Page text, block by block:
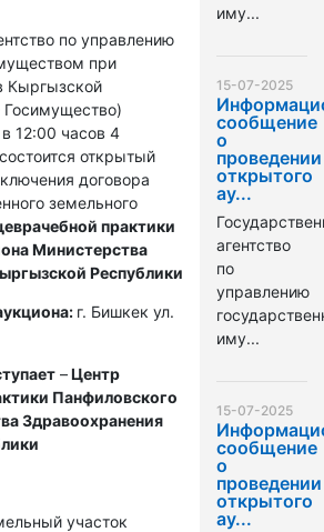
по управлению
при
Кыргызской
Госимущество)
12:00 часов 4
открытый
договора
земельного
практики
Министерства
Республики
г. Бишкек ул.
–Центр
Панфиловского
Здравоохранения
участок
иму...
15-07-2025
сообщение
о
проведении
открытого
ау...
агентство
по
управлению
иму...
15-07-2025
сообщение
о
проведении
открытого
ау...